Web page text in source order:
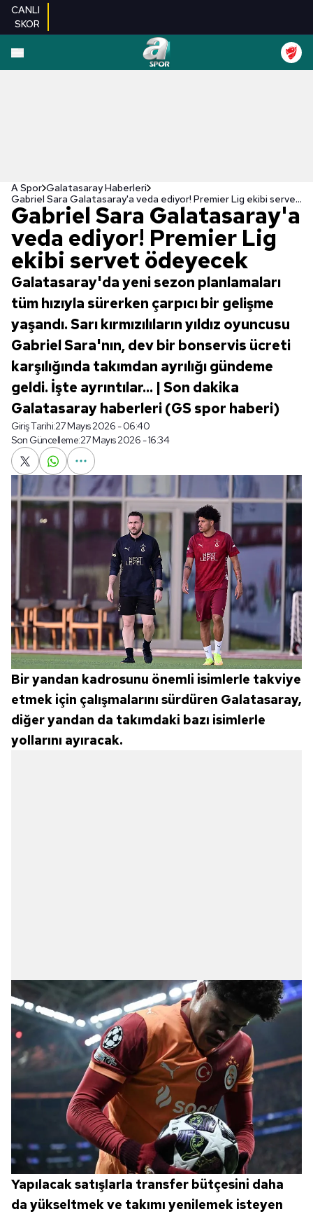
CANLI
SKOR
A Spor Galatasaray Haberleri
Gabriel Sara Galatasaray'a veda ediyor! Premier Lig ekibi servet ödeyecek
Gabriel Sara Galatasaray'a
veda ediyor! Premier Lig
ekibi servet ödeyecek
Galatasaray'da yeni sezon planlamaları
tüm hızıyla sürerken çarpıcı bir gelişme
yaşandı. Sarı kırmızılıların yıldız oyuncusu
Gabriel Sara'nın, dev bir bonservis ücreti
karşılığında takımdan ayrılığı gündeme
geldi. İşte ayrıntılar... | Son dakika
Galatasaray haberleri (GS spor haberi)
Giriş Tarihi:27 Mayıs 2026 - 06:40
Son Güncelleme:27 Mayıs 2026 - 16:34
Bir yandan kadrosunu önemli isimlerle takviye
etmek için çalışmalarını sürdüren Galatasaray,
diğer yandan da takımdaki bazı isimlerle
yollarını ayıracak.
Yapılacak satışlarla transfer bütçesini daha
da yükseltmek ve takımı yenilemek isteyen